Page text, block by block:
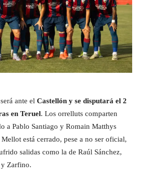
ante el Castellón y se disputará el 2
en Teruel. Los orrelluts comparten
a Pablo Santiago y Romain Matthys
está cerrado, pese a no ser oficial,
salidas como la de Raúl Sánchez,
y Zarfino.